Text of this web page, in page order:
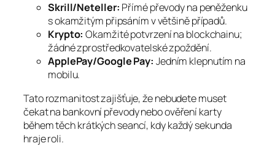
Skrill/Neteller: Přímé převody na peněženku
s okamžitým připsáním v většině případů.
Krypto: Okamžité potvrzení na blockchainu;
žádné zprostředkovatelské zpoždění.
ApplePay/Google Pay: Jedním klepnutím na
mobilu.
Tato rozmanitost zajišťuje, že nebudete muset
čekat na bankovní převody nebo ověření karty
během těch krátkých seancí, kdy každý sekunda
hraje roli.